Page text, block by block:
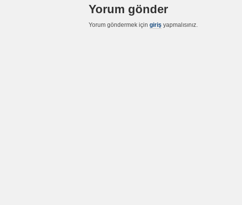
Yorum gönder
Yorum göndermek için giriş yapmalısınız.